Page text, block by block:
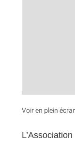
Voir en plein
L’Association